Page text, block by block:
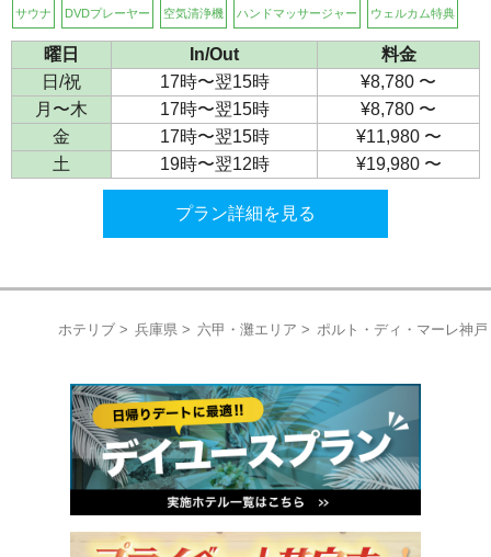
サウナ DVDプレーヤー 空気清浄機 ハンドマッサージャー ウェルカム特典
曜日 In/Out
料金
日/祝
17時〜翌15時
¥8,780 〜
月〜木
17時〜翌15時
¥8,780 〜
金
17時〜翌15時
¥11,980 〜
土
19時〜翌12時 ¥19,980 〜
プラン詳細を見る
ホテリブ 兵庫県 六甲・灘エリア ポルト・ディ・マーレ神戸